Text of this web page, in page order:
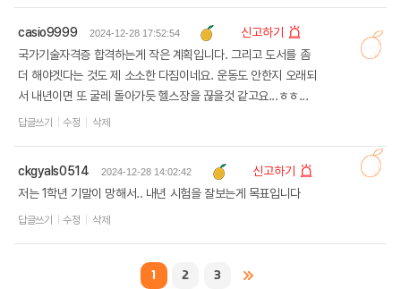
casio9999 2024-12-28 17:52:54
신고하기
국가기술자격증 합격하는게 작은 계획입니다. 그리고 도서를 좀
더 해야겟다는 것도 제 소소한 다짐이네요. 운동도 안한지 오래되
서 내년이면 또 굴레 돌아가듯 헬스장을 끊을것 같고요...ㅎㅎ...
답글쓰기 수정 삭제
ckgyals0514 2024-12-28 14:02:42
신고하기
저는 1학년 기말이 망해서.. 내년 시험을 잘보는게 목표입니다
답글쓰기 수정 삭제
1 2 3